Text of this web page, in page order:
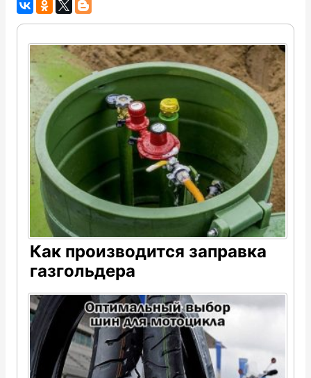
Как производится заправка
газгольдера